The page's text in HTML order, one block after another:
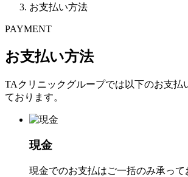
お支払い方法
PAYMENT
お支払い方法
TAクリニックグループでは以下のお支払
ております。
現金
現金でのお支払はご一括のみ承って